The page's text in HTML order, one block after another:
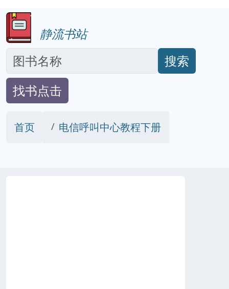
静流书站
搜索
找书点击
首页 电信呼叫中心教程下册